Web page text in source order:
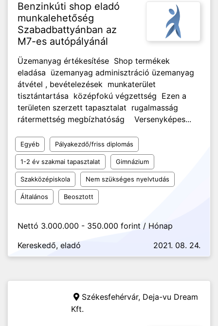
Benzinkúti shop eladó
munkalehetőség
Szabadbattyánban az
M7-es autópályánál
Üzemanyag értékesítése Shop termékek
eladása üzemanyag adminisztráció üzemanyag
átvétel , bevételezések munkaterület
tisztántartása középfokú végzettség Ezen a
területen szerzett tapasztalat rugalmasság
rátermettség megbízhatóság Versenyképes...
Egyéb Pályakezdő/friss diplomás
1-2 év szakmai tapasztalat Gimnázium
Szakközépiskola Nem szükséges nyelvtudás
Általános Beosztott
Nettó 3.000.000 - 350.000 forint / Hónap
Kereskedő, eladó
2021. 08. 24.
Székesfehérvár, Deja-vu Dream
Kft.